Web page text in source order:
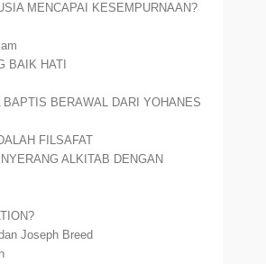
MENCAPAI KESEMPURNAAN?
BAIK HATI
BAPTIS BERAWAL DARI YOHANES
FILSAFAT
ALKITAB DENGAN
Joseph Breed